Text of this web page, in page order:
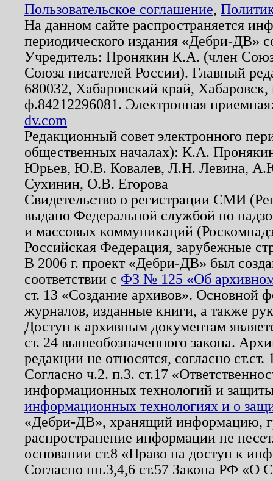
Пользовательское соглашение,
На данном сайте распространяется
периодического издания «Дебри-ДВ»
Учредитель: Пронякин К.А. (член
Союза писателей России). Главный
680032, Хабаровский край,
ф.84212296081. Электронная
dv.com
Редакционный совет электронного
общественных началах): К.А.
Юрьев, Ю.В. Ковалев, Л.Н. Левина,
Сухинин, О.В. Егорова
Свидетельство о регистрации СМИ
выдано Федеральной службой по
и массовых коммуникаций
Российская Федерация, зарубежные
В 2006 г. проект «Дебри-ДВ» был
соответствии с ФЗ № 125 «Об
ст. 13 «Создание архивов». Основной
журналов, изданные книги, а также
Доступ к архивным документам
ст. 24 вышеобозначенного закона.
редакции не относятся, согласно
Согласно ч.2. п.3. ст.17
информационных технологий и
информационных технологиях и о
«Дебри-ДВ», хранящий информацию,
распространение информации не
основании ст.8 «Право на доступ к
Согласно пп.3,4,6 ст.57 Закона РФ «О